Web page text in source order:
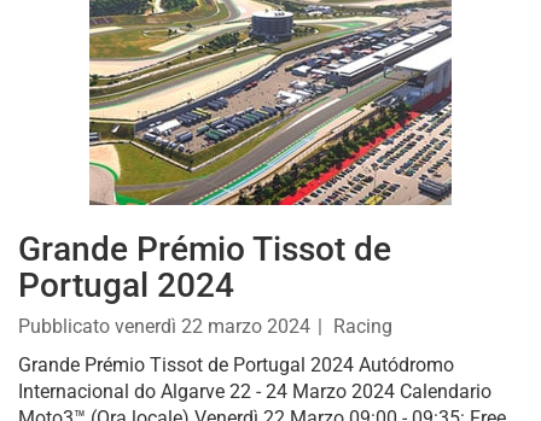
Grande Prémio Tissot de
Portugal 2024
Pubblicato venerdì 22 marzo 2024
Racing
Grande Prémio Tissot de Portugal 2024 Autódromo
Internacional do Algarve 22 - 24 Marzo 2024 Calendario